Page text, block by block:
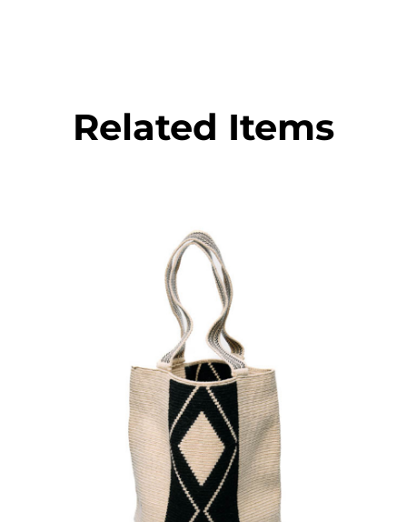
Related Items
€ 120.00